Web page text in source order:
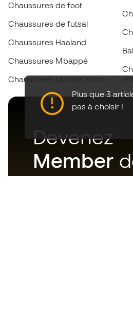
Plus que 3
pas à choisir !
Chaussures de foot
Chaussures de futsal
Chaussures Haaland
Chaussures Mbappé
Chaussures Lamine Yamal
Devenez
Member